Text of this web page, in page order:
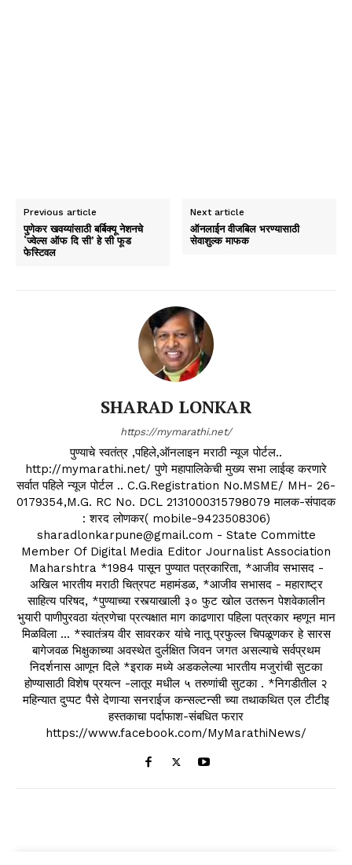
Previous article
पुणेकर खवय्यांसाठी बर्बिक्यू नेशनचे
‘ज्वेल्स ऑफ दि सी’ हे सी फूड
फेस्टिवल
Next article
ऑनलाईन वीजबिल भरण्यासाठी
सेवाशुल्क माफक
SHARAD LONKAR
https://mymarathi.net/
पुण्याचे स्वतंत्र ,पहिले,ऑनलाइन मराठी न्यूज पोर्टल..
http://mymarathi.net/ पुणे महापालिकेची मुख्य सभा लाईव्ह करणारे
सर्वात पहिले न्यूज पोर्टल .. C.G.Registration No.MSME/ MH- 26-
0179354,M.G. RC No. DCL 2131000315798079 मालक-संपादक
: शरद लोणकर( mobile-9423508306)
sharadlonkarpune@gmail.com - State Committe
Member Of Digital Media Editor Journalist Association
Maharshtra *1984 पासून पुण्यात पत्रकारिता, *आजीव सभासद -
अखिल भारतीय मराठी चित्रपट महामंडळ, *आजीव सभासद - महाराष्ट्र
साहित्य परिषद, *पुण्याच्या रस्त्याखाली ३० फुट खोल उतरून पेशवेकालीन
भुयारी पाणीपुरवठा यंत्रणेचा प्रत्यक्षात माग काढणारा पहिला पत्रकार म्हणून मान
मिळविला ... *स्वातंत्र्य वीर सावरकर यांचे नातू प्रफुल्ल चिपळूणकर हे सारस
बागेजवळ भिक्षुकाच्या अवस्थेत दुर्लक्षित जिवन जगत असल्याचे सर्वप्रथम
निदर्शनास आणून दिले *इराक मध्ये अडकलेल्या भारतीय मजुरांची सुटका
होण्यासाठी विशेष प्रयत्न -लातूर मधील ५ तरुणांची सुटका . *निगडीतील २
महिन्यात दुप्पट पैसे देणाऱ्या सनराईज कन्सल्टन्सी च्या तथाकथित एल टीटीइ
हस्तकाचा पर्दाफाश-संबधित फरार
https://www.facebook.com/MyMarathiNews/